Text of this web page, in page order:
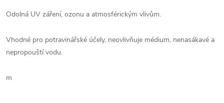
Odolná UV záření, ozonu a atmosférickým vlivům.
Vhodné pro potravinářské účely, neovlivňuje médium, nenasákavé a
nepropouští vodu.
m